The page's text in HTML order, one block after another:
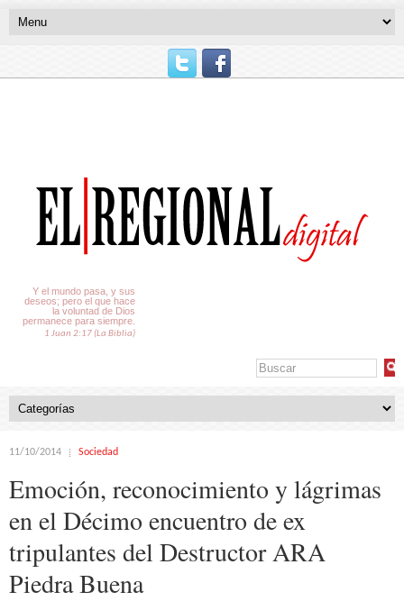
Y el mundo pasa, y sus
deseos; pero el que hace
la voluntad de Dios
permanece para siempre.
1 Juan 2:17 (La Biblia)
11/10/2014 Sociedad
Emoción, reconocimiento y lágrimas
en el Décimo encuentro de ex
tripulantes del Destructor ARA
Piedra Buena